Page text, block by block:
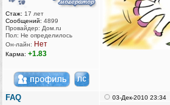
Стаж: 17 лет
Сообщений: 4899
Провайдер: Дом.ru
Пол: Не определилось
Он-лайн: Нет
Карма: +1.83
FAQ 03-Дек-2010 23:34